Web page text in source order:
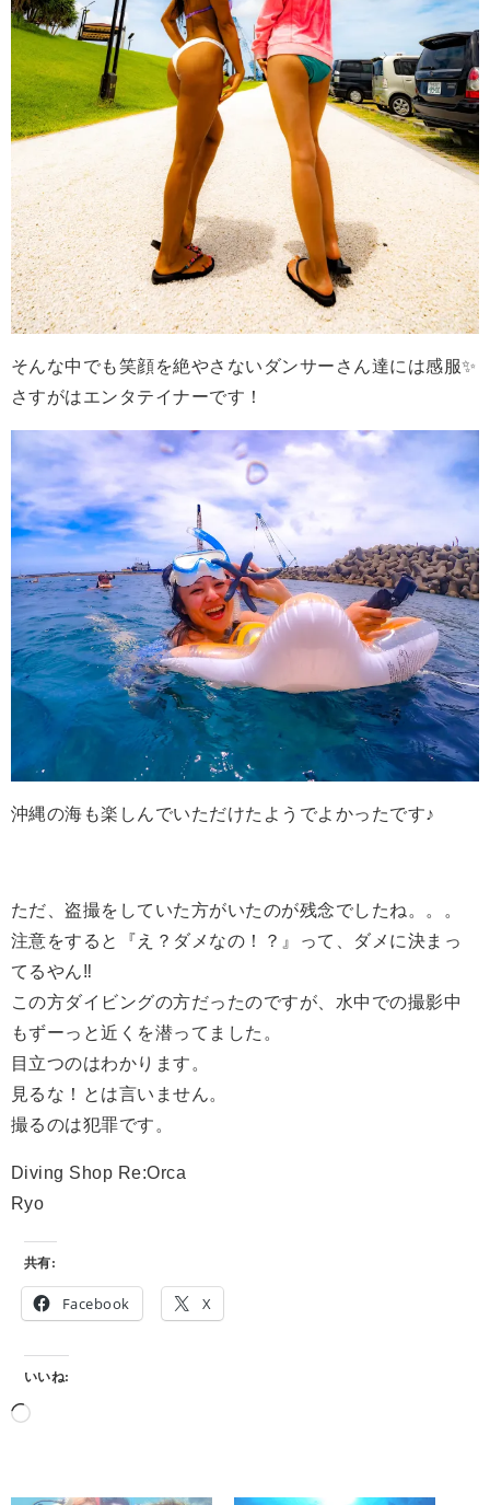
そんな中でも笑顔を絶やさないダンサーさん達には感服✨
さすがはエンタテイナーです！
沖縄の海も楽しんでいただけたようでよかったです♪
ただ、盗撮をしていた方がいたのが残念でしたね。。。
注意をすると『え？ダメなの！？』って、ダメに決まっ
てるやん‼️
この方ダイビングの方だったのですが、水中での撮影中
もずーっと近くを潜ってました。
目立つのはわかります。
見るな！とは言いません。
撮るのは犯罪です。
Diving Shop Re:Orca
Ryo
共有:
Facebook X
いいね: